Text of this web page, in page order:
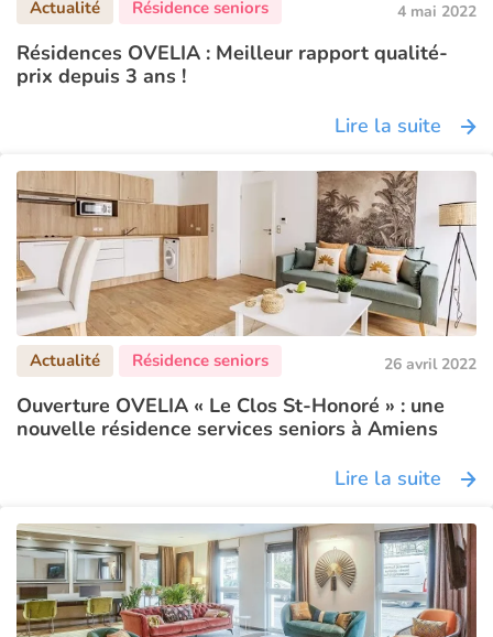
4 mai 2022
Résidences OVELIA : Meilleur rapport qualité-
prix depuis 3 ans !
Lire la suite
26 avril 2022
Ouverture OVELIA « Le Clos St-Honoré » : une
nouvelle résidence services seniors à Amiens
Lire la suite